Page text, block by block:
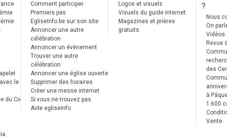
le
du Ciel
Comment participer
Premiers pas
EgliseInfo.be sur son site
Annoncer une autre
célébration
Annoncer un évènement
Trouver une autre
célébration
Annoncer une église ouverte
Supprimer des horaires
Créer une messe internet
Si vous ne trouvez pas
Aide egliseinfo
Logos et visuels
Visuels du guide internet
Magazines et prières
gratuits
?
Nous
On
Vidéos
Revue
des
à
1.600
Vente